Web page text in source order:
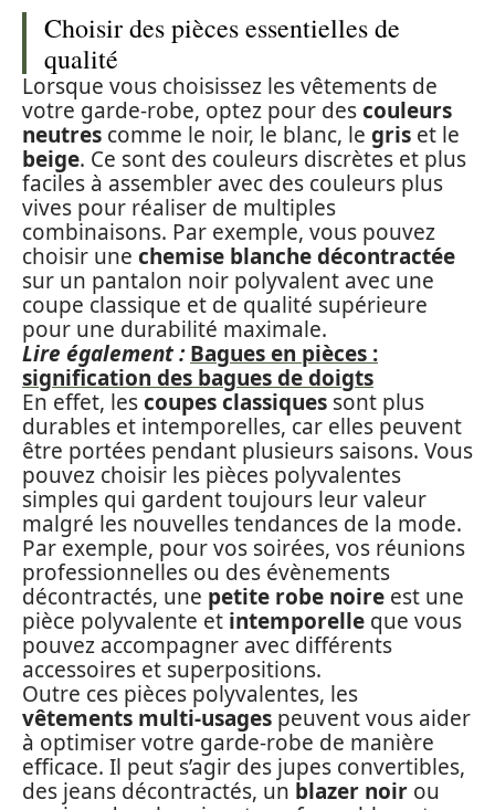
Choisir des pièces essentielles de
qualité
Lorsque vous choisissez les vêtements de
votre garde-robe, optez pour descouleurs
neutres comme le noir, le blanc, le gris et le
beige. Ce sont des couleurs discrètes et plus
faciles à assembler avec des couleurs plus
vives pour réaliser de multiples
combinaisons. Par exemple, vous pouvez
choisir une chemise blanche décontractée
sur un pantalon noir polyvalent avec une
coupe classique et de qualité supérieure
pour une durabilité maximale.
Lire également : Bagues en pièces :
signification des bagues de doigts
En effet, lescoupes classiques sont plus
durables et intemporelles, car elles peuvent
être portées pendant plusieurs saisons. Vous
pouvez choisir les pièces polyvalentes
simples qui gardent toujours leur valeur
malgré les nouvelles tendances de la mode.
Par exemple, pour vos soirées, vos réunions
professionnelles ou des évènements
décontractés, une petite robe noire est une
pièce polyvalente et intemporelle que vous
pouvez accompagner avec différents
accessoires et superpositions.
Outre ces pièces polyvalentes, les
vêtements multi-usages peuvent vous aider
à optimiser votre garde-robe de manière
efficace. Il peut s’agir des jupes convertibles,
des jeans décontractés, un blazer noir ou